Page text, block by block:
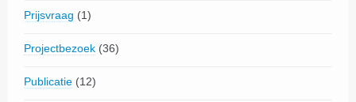
Prijsvraag (1)
Projectbezoek (36)
Publicatie (12)